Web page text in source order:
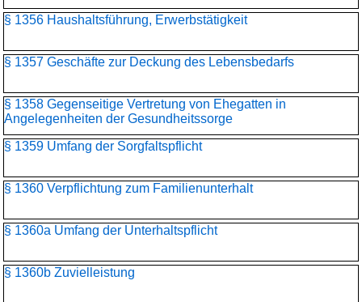
§ 1356 Haushaltsführung, Erwerbstätigkeit
§ 1357 Geschäfte zur Deckung des Lebensbedarfs
§ 1358 Gegenseitige Vertretung von Ehegatten in
Angelegenheiten der Gesundheitssorge
§ 1359 Umfang der Sorgfaltspflicht
§ 1360 Verpflichtung zum Familienunterhalt
§ 1360a Umfang der Unterhaltspflicht
§ 1360b Zuvielleistung